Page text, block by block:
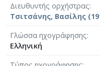
Διευθυντής ορχήστρας
Τσιτσάνης, Βασίλης
Γλώσσα ηχογράφησης
Ελληνική